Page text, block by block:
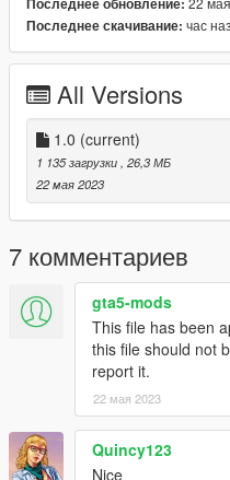
Последнее обновление:
Последнее скачивание: час
All Versions
1.0 (current)
1 135 загрузки , 26,3 МБ
22 мая 2023
7 комментариев
gta5-mods
This file has been
this file should not
report it.
22 мая 2023
Quincy123
Nice